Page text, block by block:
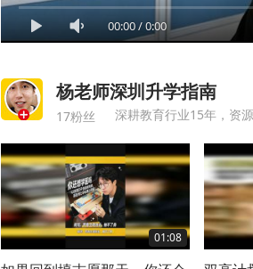
00:00/0:00
杨老师深圳升学指南
17粉丝 深耕教育行业15年，资
01:08